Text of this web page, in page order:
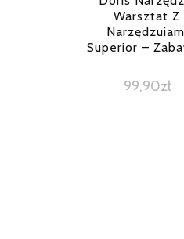
Warsztat Z
Superior –
99,90zł